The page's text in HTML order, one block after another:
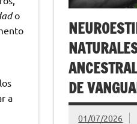
o
a
DE
01/07/2026